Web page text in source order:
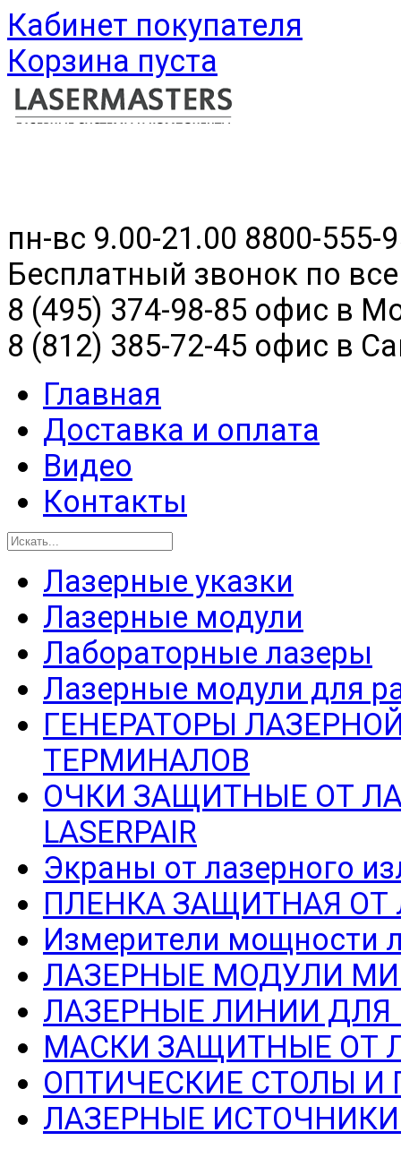
Кабинет покупателя
Корзина пуста
пн-вс 9.00-21.00 8800-555-
Бесплатный звонок по
8 (495) 374-98-85 офис в
8 (812) 385-72-45 офис в
Главная
Доставка и оплата
Видео
Контакты
Лазерные указки
Лазерные модули
Лабораторные лазеры
Лазерные модули для
ГЕНЕРАТОРЫ
ТЕРМИНАЛОВ
ОЧКИ ЗАЩИТНЫЕ ОТ
LASERPAIR
Экраны от лазерного
ПЛЕНКА ЗАЩИТНАЯ ОТ
Измерители мощности
ЛАЗЕРНЫЕ МОДУЛИ
ЛАЗЕРНЫЕ ЛИНИИ
МАСКИ ЗАЩИТНЫЕ ОТ
ОПТИЧЕСКИЕ СТОЛЫ И
ЛАЗЕРНЫЕ ИСТОЧНИКИ